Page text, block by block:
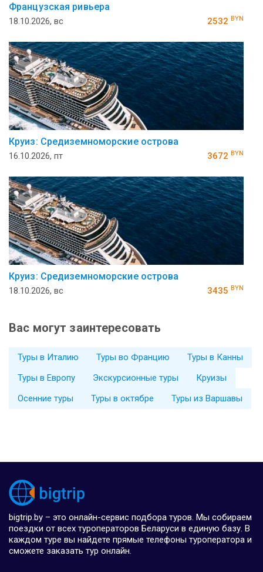
Французская ривьера
18.10.2026, вс 2532 BYN
Круиз: Средиземноморские острова
16.10.2026, пт 3672 BYN
Круиз: Средиземноморские острова
18.10.2026, вс 3435 BYN
Вас могут заинтересовать
Туры в Италию Туры во Францию
Туры в Канны
Туры в Европу
Экскурсионные туры
Круизы
Осенние туры
Туры в октябре Туры из Варшавы
bigtrip.by – это онлайн-сервис подбора туров. Мы собираем
поездки от всех туроператоров Беларуси в единую базу. В
каждом туре вы найдете прямые телефоны туроператора и
сможете заказать тур онлайн.